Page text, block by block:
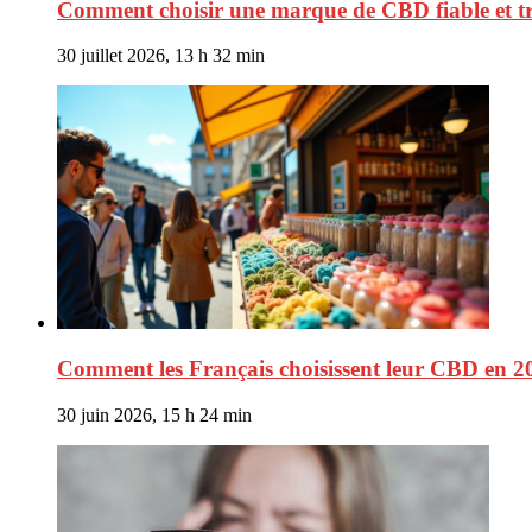
Comment choisir une marque de CBD fiable et
30 juillet 2026, 13 h 32 min
Comment les Français choisissent leur CBD en
30 juin 2026, 15 h 24 min